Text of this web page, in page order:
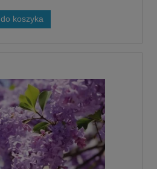
do koszyka